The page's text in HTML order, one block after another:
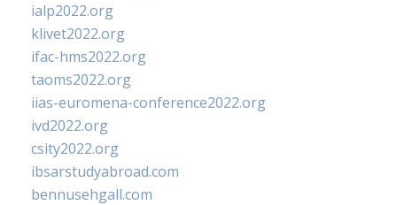
ialp2022.org
klivet2022.org
ifac-hms2022.org
taoms2022.org
iias-euromena-conference2022.org
ivd2022.org
csity2022.org
ibsarstudyabroad.com
bennusehgall.com